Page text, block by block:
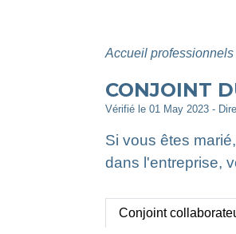
Accueil professionnels
CONJOINT
Vérifié le 01 May 2023 -
Si vous êtes
dans l'entreprise,
Conjoint